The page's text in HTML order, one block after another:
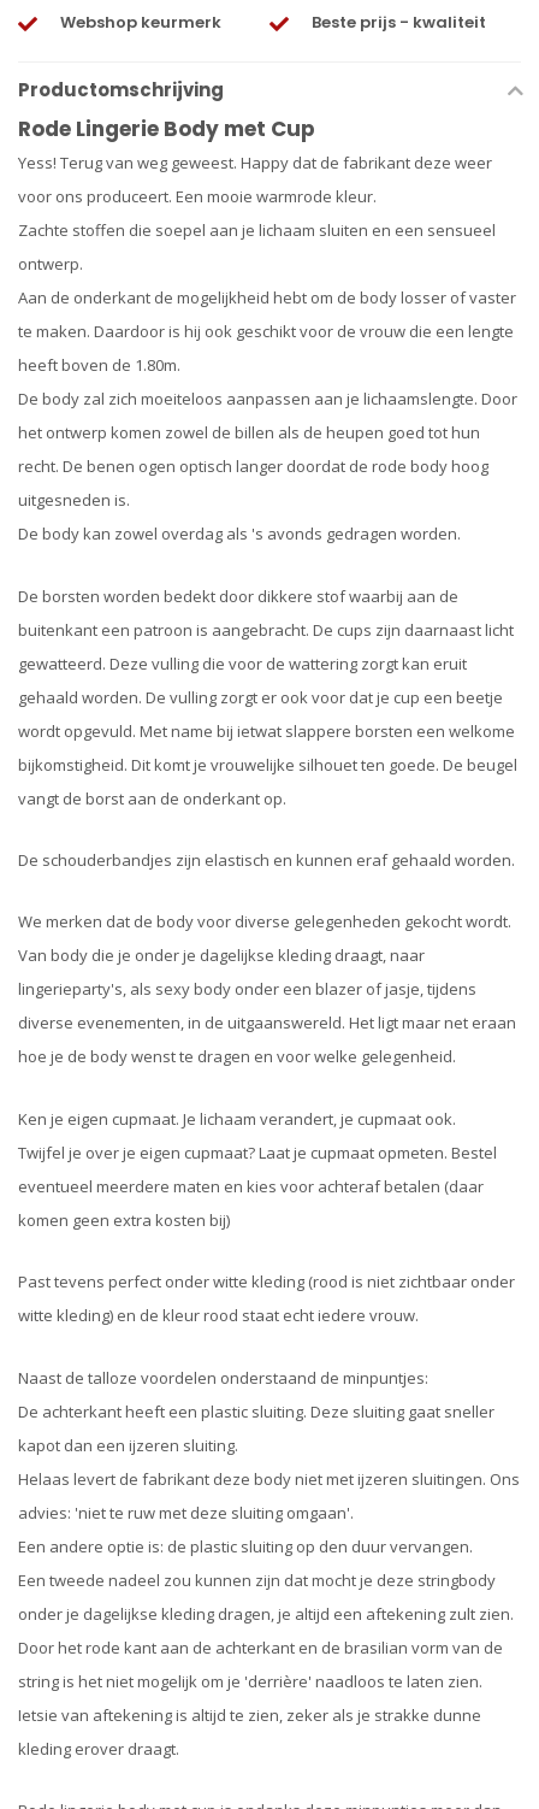
Webshop keurmerk Beste prijs - kwaliteit
Productomschrijving
Rode Lingerie Body met Cup
Yess! Terug van weg geweest. Happy dat de fabrikant deze weer
voor ons produceert. Een mooie warmrode kleur.
Zachte stoffen die soepel aan je lichaam sluiten en een sensueel
ontwerp.
Aan de onderkant de mogelijkheid hebt om de body losser of vaster
te maken. Daardoor is hij ook geschikt voor de vrouw die een lengte
heeft boven de 1.80m.
De body zal zich moeiteloos aanpassen aan je lichaamslengte. Door
het ontwerp komen zowel de billen als de heupen goed tot hun
recht. De benen ogen optisch langer doordat de rode body hoog
uitgesneden is.
De body kan zowel overdag als 's avonds gedragen worden.
De borsten worden bedekt door dikkere stof waarbij aan de
buitenkant een patroon is aangebracht. De cups zijn daarnaast licht
gewatteerd. Deze vulling die voor de wattering zorgt kan eruit
gehaald worden. De vulling zorgt er ook voor dat je cup een beetje
wordt opgevuld. Met name bij ietwat slappere borsten een welkome
bijkomstigheid. Dit komt je vrouwelijke silhouet ten goede. De beugel
vangt de borst aan de onderkant op.
De schouderbandjes zijn elastisch en kunnen eraf gehaald worden.
We merken dat de body voor diverse gelegenheden gekocht wordt.
Van body die je onder je dagelijkse kleding draagt, naar
lingerieparty's, als sexy body onder een blazer of jasje, tijdens
diverse evenementen, in de uitgaanswereld. Het ligt maar net eraan
hoe je de body wenst te dragen en voor welke gelegenheid.
Ken je eigen cupmaat. Je lichaam verandert, je cupmaat ook.
Twijfel je over je eigen cupmaat? Laat je cupmaat opmeten. Bestel
eventueel meerdere maten en kies voor achteraf betalen (daar
komen geen extra kosten bij)
Past tevens perfect onder witte kleding (rood is niet zichtbaar onder
witte kleding) en de kleur rood staat echt iedere vrouw.
Naast de talloze voordelen onderstaand de minpuntjes:
De achterkant heeft een plastic sluiting. Deze sluiting gaat sneller
kapot dan een ijzeren sluiting.
Helaas levert de fabrikant deze body niet met ijzeren sluitingen. Ons
advies: 'niet te ruw met deze sluiting omgaan'.
Een andere optie is: de plastic sluiting op den duur vervangen.
Een tweede nadeel zou kunnen zijn dat mocht je deze stringbody
onder je dagelijkse kleding dragen, je altijd een aftekening zult zien.
Door het rode kant aan de achterkant en de brasilian vorm van de
string is het niet mogelijk om je 'derrière' naadloos te laten zien.
Ietsie van aftekening is altijd te zien, zeker als je strakke dunne
kleding erover draagt.